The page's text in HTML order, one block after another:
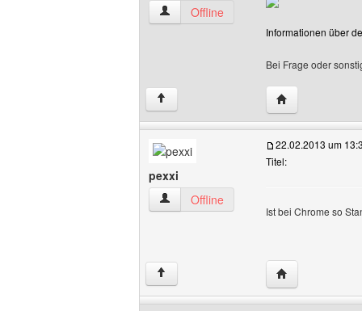
designerOase Benutzer-Profile
Offline
Informationen über
Bei Frage oder
↑ Website dieses
pexxi
pexxi Benutzer-Profile anzeigen
Offline
22.02.2013 um
Titel:
Ist bei Chrome so
↑ Website dieses